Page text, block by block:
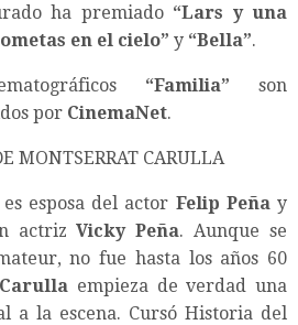
ha premiado “Lars y una
en el cielo” y “Bella”.
“Familia” son
por CinemaNet.
MONTSERRAT CARULLA
es esposa del actor Felip Peñay
actrizVicky Peña. Aunque se
no fue hasta los años 60
empieza de verdad una
a la escena. Cursó Historia del